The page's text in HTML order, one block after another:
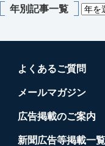
年別記事一覧
よくあるご質問
メールマガジン
広告掲載のご案内
新聞広告等掲載一覧